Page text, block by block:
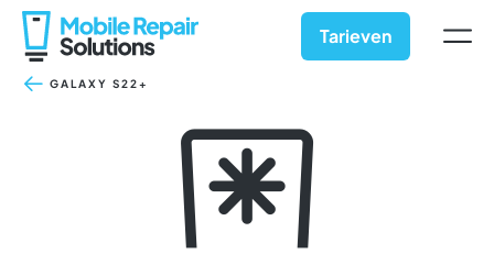
naar
inhoud
Tarieven
GALAXY S22+